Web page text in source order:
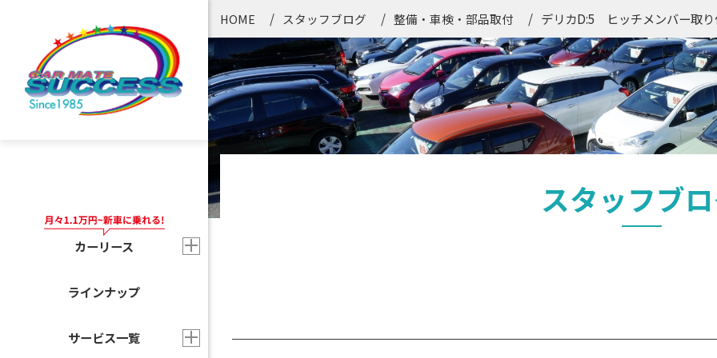
カーリース
ラインナップ
サービス一覧
HOME スタッフブログ 整備・車検・部品取付 デリカD:5 ヒッチメンバー取
スタッフブ